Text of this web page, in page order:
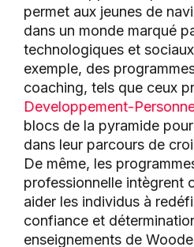
permet aux jeunes de
dans un monde marqué
technologiques et
exemple, des
coaching, tels que ceux
Developpement-
blocs de la pyramide
dans leur parcours de
De même, les
professionnelle intègrent
aider les individus à
confiance et
enseignements de